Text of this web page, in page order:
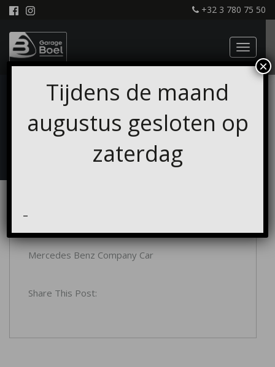
+32 3 780 75 50
CLEAN & PAINT -
GARAGE BOEL
Mercedes Benz Company Car
Share This Post:
Tijdens de maand
augustus gesloten op
zaterdag
–
×